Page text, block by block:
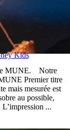
Kids
MUNE. Notre
Premier titre
mais mesurée est
au possible,
...